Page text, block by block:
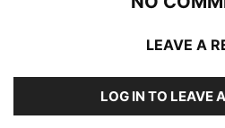
LEAVE A
LOG IN TO LEAVE